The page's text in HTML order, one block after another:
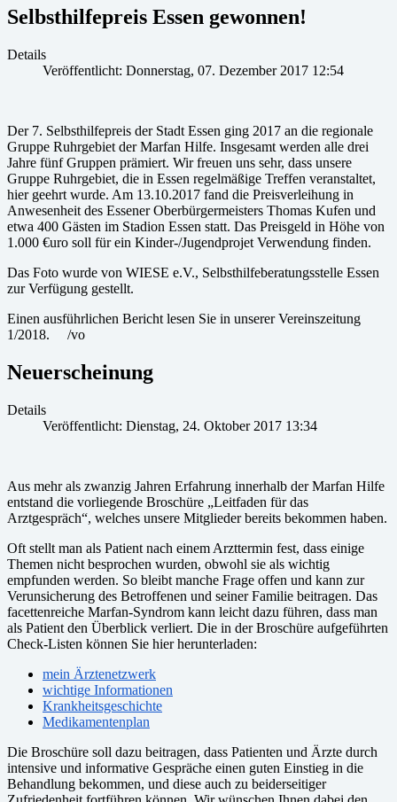
Selbsthilfepreis Essen gewonnen!
Details
Veröffentlicht: Donnerstag, 07. Dezember 2017 12:54
Der 7. Selbsthilfepreis der Stadt Essen ging 2017 an die regionale
Gruppe Ruhrgebiet der Marfan Hilfe. Insgesamt werden alle drei
Jahre fünf Gruppen prämiert. Wir freuen uns sehr, dass unsere
Gruppe Ruhrgebiet, die in Essen regelmäßige Treffen veranstaltet,
hier geehrt wurde. Am 13.10.2017 fand die Preisverleihung in
Anwesenheit des Essener Oberbürgermeisters Thomas Kufen und
etwa 400 Gästen im Stadion Essen statt. Das Preisgeld in Höhe von
1.000 €uro soll für ein Kinder-/Jugendprojet Verwendung finden.
Das Foto wurde von WIESE e.V., Selbsthilfeberatungsstelle Essen
zur Verfügung gestellt.
Einen ausführlichen Bericht lesen Sie in unserer Vereinszeitung
1/2018. /vo
Neuerscheinung
Details
Veröffentlicht: Dienstag, 24. Oktober 2017 13:34
Aus mehr als zwanzig Jahren Erfahrung innerhalb der Marfan Hilfe
entstand die vorliegende Broschüre „Leitfaden für das
Arztgespräch“, welches unsere Mitglieder bereits bekommen haben.
Oft stellt man als Patient nach einem Arzttermin fest, dass einige
Themen nicht besprochen wurden, obwohl sie als wichtig
empfunden werden. So bleibt manche Frage offen und kann zur
Verunsicherung des Betroffenen und seiner Familie beitragen. Das
facettenreiche Marfan-Syndrom kann leicht dazu führen, dass man
als Patient den Überblick verliert. Die in der Broschüre aufgeführten
Check-Listen können Sie hier herunterladen:
mein Ärztenetzwerk
wichtige Informationen
Krankheitsgeschichte
Medikamentenplan
Die Broschüre soll dazu beitragen, dass Patienten und Ärzte durch
intensive und informative Gespräche einen guten Einstieg in die
Behandlung bekommen, und diese auch zu beiderseitiger